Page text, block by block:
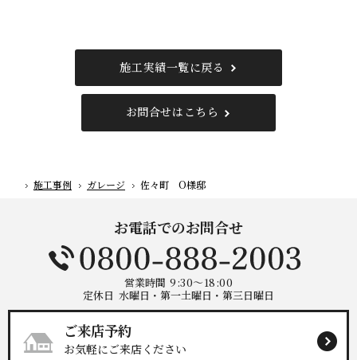
施工実績一覧に戻る
お問合せはこちら
ホーム
施工事例 ガレージ 佐々町 O様邸
お電話でのお問合せ
営業時間 9:30～18:00
定休日 水曜日・第一土曜日・第三日曜日
ご来店予約
お気軽にご来店ください